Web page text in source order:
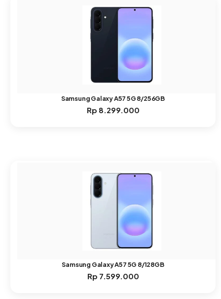
Samsung Galaxy A57 5G 8/256GB
Rp 8.299.000
Samsung Galaxy A57 5G 8/128GB
Rp 7.599.000